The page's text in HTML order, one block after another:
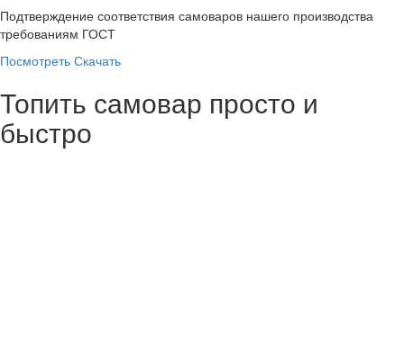
Подтверждение соответствия самоваров нашего производства
требованиям ГОСТ
Посмотреть Скачать
Топить самовар просто и
быстро